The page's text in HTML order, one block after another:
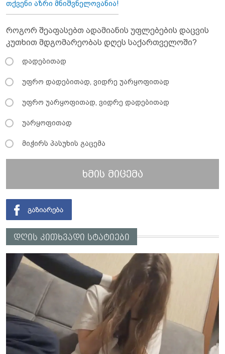
თქვენი აზრი მნიშვნელოვანია!
როგორ შეაფასებთ ადამიანის უფლებების დაცვის
კუთხით მდგომარეობას დღეს საქართველოში?
დადებითად
უფრო დადებითად, ვიდრე უარყოფითად
უფრო უარყოფითად, ვიდრე დადებითად
უარყოფითად
მიჭირს პასუხის გაცემა
ხმის მიცემა
დღის კითხვადი სტატიები